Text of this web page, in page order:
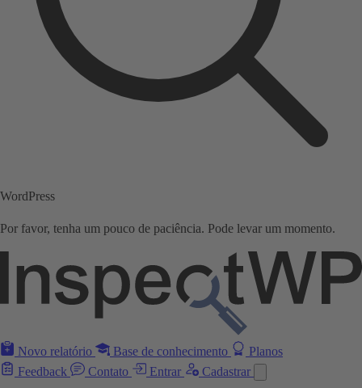
WordPress
Por favor, tenha um pouco de paciência. Pode levar um momento.
Novo relatório Base de conhecimento
Planos
Feedback
Contato Entrar Cadastrar